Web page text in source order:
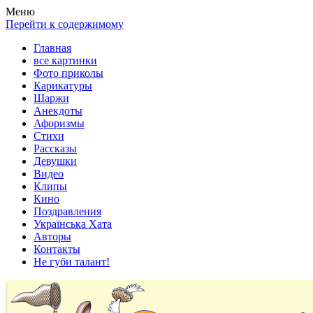
Весела хата — прикольные картинки, смешные истории, клипы!
Покажем всем ваши фото приколы, карикатуры, шаржи, стихи,
Меню
Перейти к содержимому
Главная
все картинки
Фото приколы
Карикатуры
Шаржи
Анекдоты
Афоризмы
Стихи
Рассказы
Девушки
Видео
Клипы
Кино
Поздравления
Українська Хата
Авторы
Контакты
Не губи талант!